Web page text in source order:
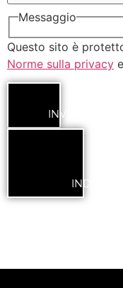
Messaggio
Questo sito è
Norme sulla privacy
INVIA
INDIETRO